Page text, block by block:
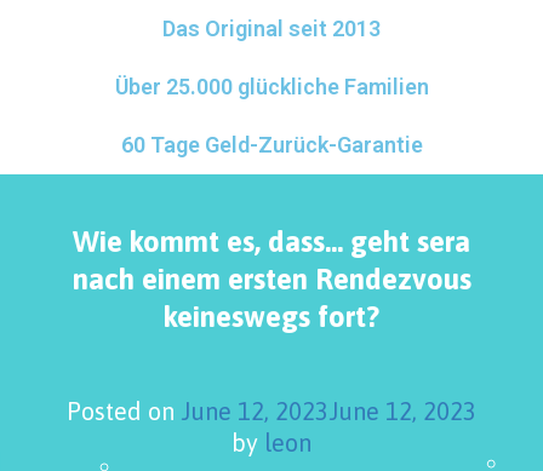
Das Original seit 2013
Über 25.000 glückliche Familien
60 Tage Geld-Zurück-Garantie
Wie kommt es, dass… geht sera
nach einem ersten Rendezvous
keineswegs fort?
Posted on June 12, 2023June 12, 2023
by leon